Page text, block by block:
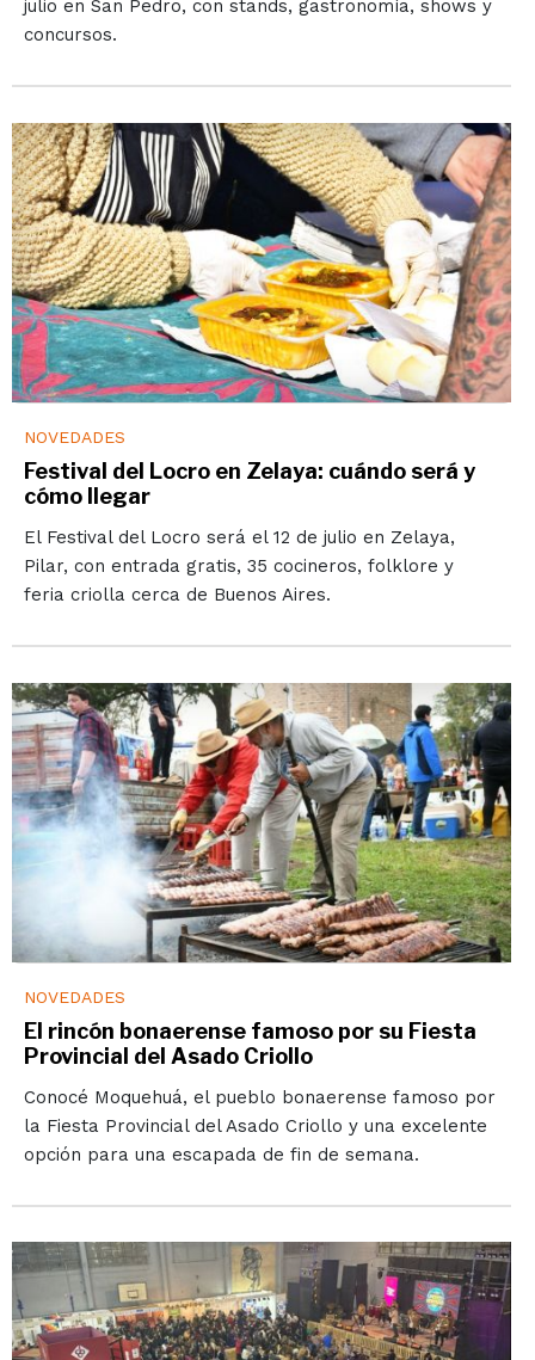
julio en San Pedro, con stands, gastronomía, shows y
concursos.
NOVEDADES
Festival del Locro en Zelaya: cuándo será y
cómo llegar
El Festival del Locro será el 12 de julio en Zelaya,
Pilar, con entrada gratis, 35 cocineros, folklore y
feria criolla cerca de Buenos Aires.
NOVEDADES
El rincón bonaerense famoso por su Fiesta
Provincial del Asado Criollo
Conocé Moquehuá, el pueblo bonaerense famoso por
la Fiesta Provincial del Asado Criollo y una excelente
opción para una escapada de fin de semana.